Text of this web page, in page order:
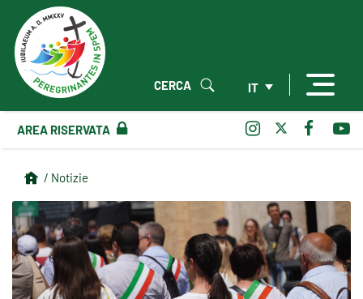
IT
CERCA
AREA RISERVATA
/ Notizie